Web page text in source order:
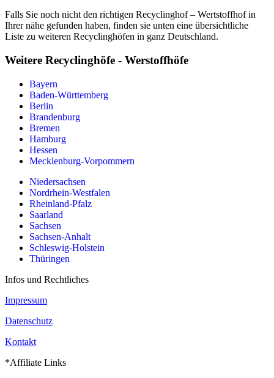
Falls Sie noch nicht den richtigen Recyclinghof – Wertstoffhof in
Ihrer nähe gefunden haben, finden sie unten eine übersichtliche
Liste zu weiteren Recyclinghöfen in ganz Deutschland.
Weitere Recyclinghöfe - Werstoffhöfe
Bayern
Baden-Württemberg
Berlin
Brandenburg
Bremen
Hamburg
Hessen
Mecklenburg-Vorpommern
Niedersachsen
Nordrhein-Westfalen
Rheinland-Pfalz
Saarland
Sachsen
Sachsen-Anhalt
Schleswig-Holstein
Thüringen
Infos und Rechtliches
Impressum
Datenschutz
Kontakt
*Affiliate Links